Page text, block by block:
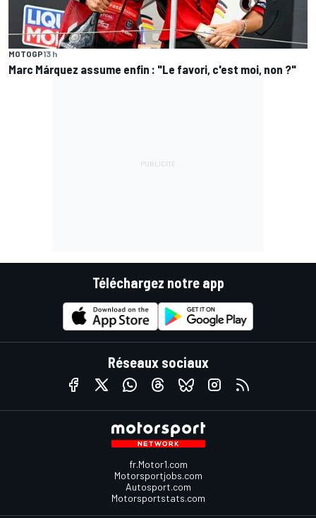
MOTOGP13 h
Marc Márquez assume enfin : "Le favori, c'est moi, non ?"
Téléchargez notre app
Réseaux sociaux
fr.Motor1.com
Motorsportjobs.com
Autosport.com
Motorsportstats.com